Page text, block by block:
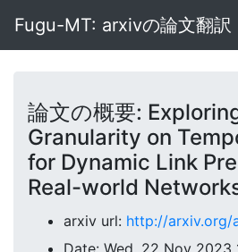
Fugu-MT: arxivの論文翻訳
論文の概要:
Granularity on
for Dynamic Link
Real-world
arxiv url: http://arxiv.org/
Date: Wed, 22 Nov 2023